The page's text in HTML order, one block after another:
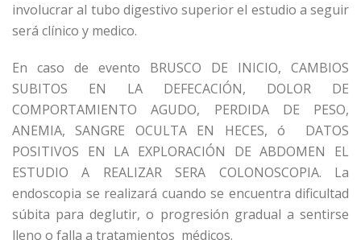
involucrar al tubo digestivo superior el estudio a seguir
será clínico y medico.
En caso de evento BRUSCO DE INICIO, CAMBIOS
SUBITOS EN LA DEFECACIÓN, DOLOR DE
COMPORTAMIENTO AGUDO, PERDIDA DE PESO,
ANEMIA, SANGRE OCULTA EN HECES, ó DATOS
POSITIVOS EN LA EXPLORACIÓN DE ABDOMEN EL
ESTUDIO A REALIZAR SERA COLONOSCOPIA. La
endoscopia se realizará cuando se encuentra dificultad
súbita para deglutir, o progresión gradual a sentirse
lleno o falla a tratamientos médicos.